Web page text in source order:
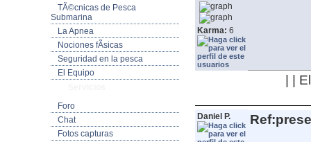
TÃ©cnicas de Pesca
Submarina
La Apnea
Nociones fÃ­sicas
Seguridad en la pesca
El Equipo
Foro
Chat
Fotos capturas
Karma: 6
| |
Daniel P.